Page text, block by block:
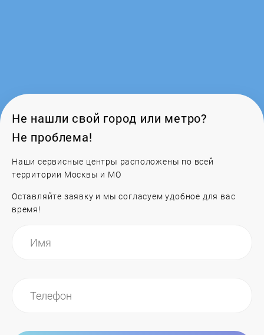
Ozone
Не нашли свой город или метро?
Не проблема!
Наши сервисные центры расположены по всей
территории Москвы и МО
Оставляйте заявку и мы согласуем удобное для вас
время!